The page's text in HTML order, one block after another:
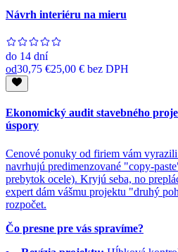
Návrh interiéru na mieru
do 14 dní
od30,75 €25,00 € bez DPH
Ekonomický audit stavebného
úspory
Cenové ponuky od firiem vám
navrhujú predimenzované "copy-
prebytok ocele). Kryjú seba, no
expert dám vášmu projektu "druhý
rozpočet.
Čo presne pre vás spravíme?